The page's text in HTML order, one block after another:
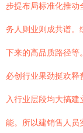
步提布局标准化推动
务人则业则成共谱。
下来的高品质路径等
必创行业果劲挺欢释
入行业层段均大搞
能。所以建销售人员